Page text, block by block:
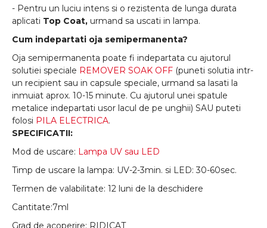
- Pentru un luciu intens si o rezistenta de lunga durata
aplicati Top Coat, urmand sa uscati in lampa.
Cum indepartati oja semipermanenta?
Oja semipermanenta poate fi indepartata cu ajutorul
solutiei speciale REMOVER SOAK OFF (puneti solutia intr-
un recipient sau in capsule speciale, urmand sa lasati la
inmuiat aprox. 10-15 minute. Cu ajutorul unei spatule
metalice indepartati usor lacul de pe unghii) SAU puteti
folosi PILA ELECTRICA.
SPECIFICATII:
Mod de uscare: Lampa UV sau LED
Timp de uscare la lampa: UV-2-3min. si LED: 30-60sec.
Termen de valabilitate: 12 luni de la deschidere
Cantitate:7ml
Grad de acoperire: RIDICAT